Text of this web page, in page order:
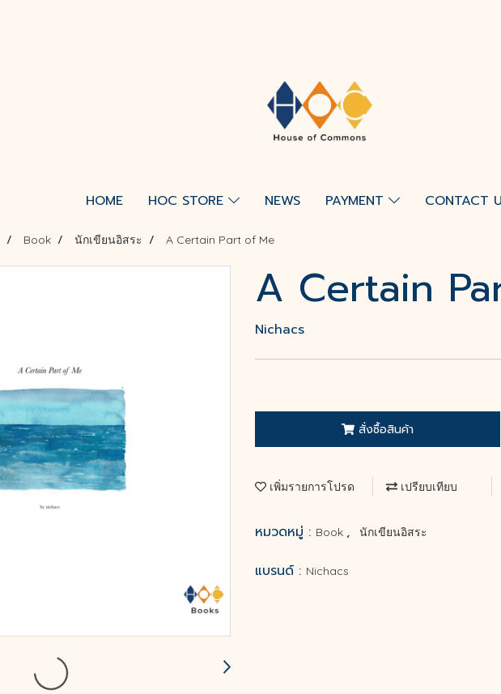
HOME HOC STORE NEWS PAYMENT CONTACT
Book นักเขียนอิสระ A Certain Part of Me
A Certain
Nichacs
สั่งซื้อสินค้า
เพิ่มรายการโปรด เปรียบเทียบ
หมวดหมู่ : Book , นักเขียนอิสระ
แบรนด์ : Nichacs